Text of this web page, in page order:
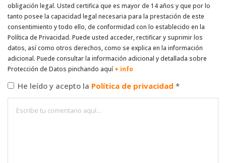
obligación legal. Usted certifica que es mayor de 14 años y que por lo
tanto posee la capacidad legal necesaria para la prestación de este
consentimiento y todo ello, de conformidad con lo establecido en la
Política de Privacidad. Puede usted acceder, rectificar y suprimir los
datos, así como otros derechos, como se explica en la información
adicional. Puede consultar la información adicional y detallada sobre
Protección de Datos pinchando aquí + info
He leído y acepto la Política de privacidad *